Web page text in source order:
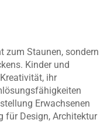
zum Staunen, sondern
Kinder und
ihr
Erwachsenen
für Design, Architektur